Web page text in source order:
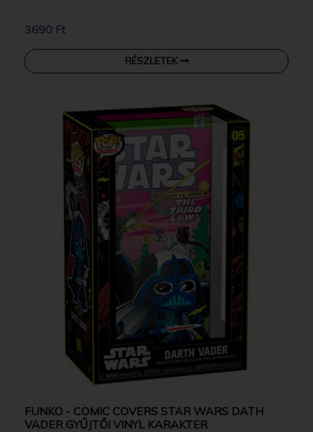
3690 Ft
RÉSZLETEK
FUNKO - COMIC COVERS STAR WARS DATH
VADER GYŰJTŐI VINYL KARAKTER